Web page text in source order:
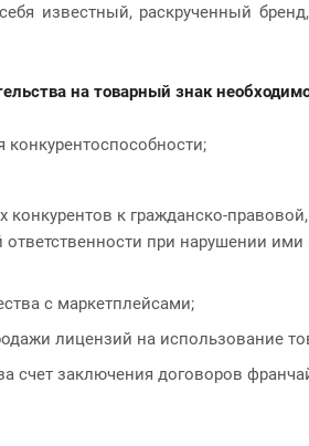
известный, раскрученный
на товарный знак
конкурентов к гражданско-правовой,
при нарушении ими
с маркетплейсами;
лицензий на использование
счет заключения договоров